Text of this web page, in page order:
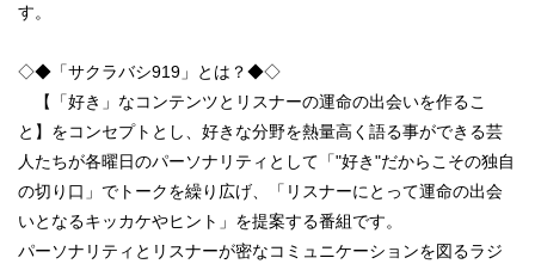
す。
◇◆「サクラバシ919」とは？◆◇
【「好き」なコンテンツとリスナーの運命の出会いを作るこ
と】をコンセプトとし、好きな分野を熱量高く語る事ができる芸
人たちが各曜日のパーソナリティとして「"好き"だからこその独自
の切り口」でトークを繰り広げ、「リスナーにとって運命の出会
いとなるキッカケやヒント」を提案する番組です。
パーソナリティとリスナーが密なコミュニケーションを図るラジ